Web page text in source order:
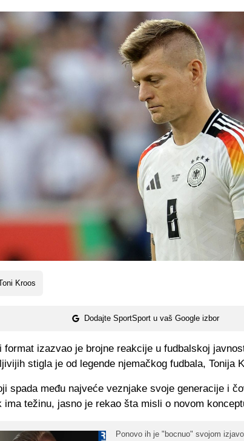
Kroos
Dodajte SportSport u vaš Google izbor
format izazvao je brojne reakcije u fudbalskoj
stigla je od legende njemačkog fudbala, Tonija
spada među najveće veznjake svoje generacije i
ima težinu, jasno je rekao šta misli o novom
Ponovo ih je "bocnuo" svojom